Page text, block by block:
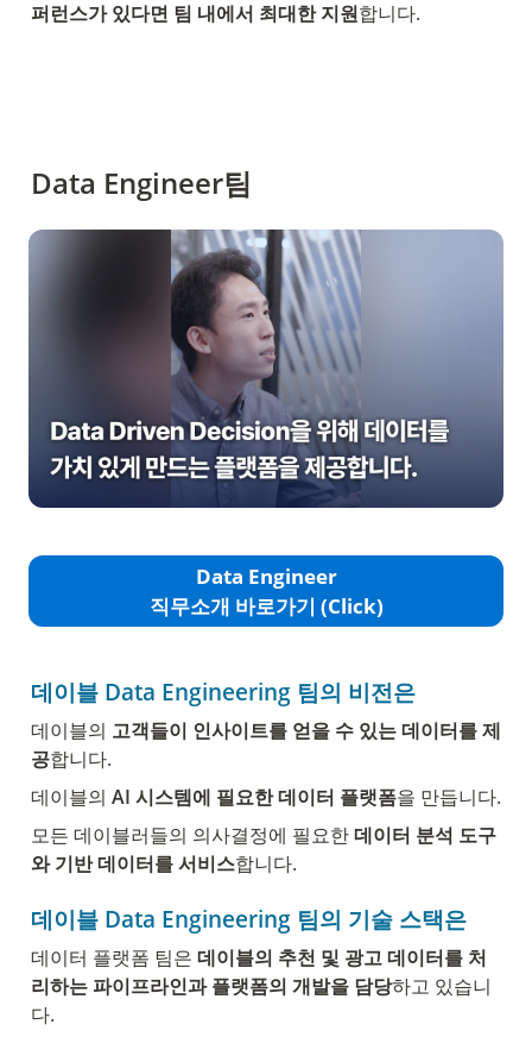
퍼런스가 있다면 팀 내에서 최대한 지원합니다.
Data Engineer팀
Data Engineer
직무소개 바로가기 (Click)
데이블 Data Engineering 팀의 비전은
데이블의 고객들이 인사이트를 얻을 수 있는 데이터를 제
공합니다.
데이블의 AI 시스템에 필요한 데이터 플랫폼을 만듭니다.
모든 데이블러들의 의사결정에 필요한 데이터 분석 도구
와 기반 데이터를 서비스합니다.
데이블 Data Engineering 팀의 기술 스택은
데이터 플랫폼 팀은 데이블의 추천 및 광고 데이터를 처
리하는 파이프라인과 플랫폼의 개발을 담당하고 있습니
다.